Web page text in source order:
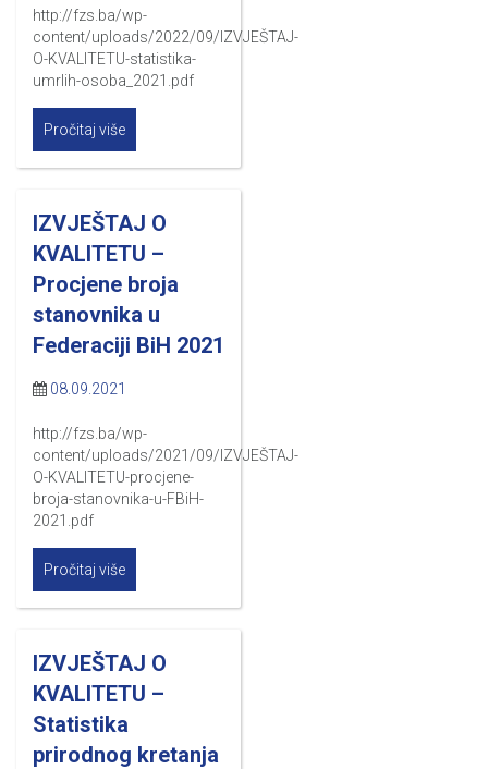
http://fzs.ba/wp-
content/uploads/2022/09/IZVJEŠTAJ-
O-KVALITETU-statistika-
umrlih-osoba_2021.pdf
Pročitaj više
IZVJEŠTAJ O
KVALITETU –
Procjene broja
stanovnika u
Federaciji BiH 2021
08.09.2021
http://fzs.ba/wp-
content/uploads/2021/09/IZVJEŠTAJ-
O-KVALITETU-procjene-
broja-stanovnika-u-FBiH-
2021.pdf
Pročitaj više
IZVJEŠTAJ O
KVALITETU –
Statistika
prirodnog kretanja